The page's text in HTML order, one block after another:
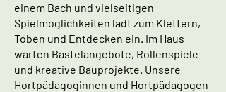
einem Bach und vielseitigen
Spielmöglichkeiten lädt zum Klettern,
Toben und Entdecken ein. Im Haus
warten Bastelangebote, Rollenspiele
und kreative Bauprojekte. Unsere
Hortpädagoginnen und Hortpädagogen